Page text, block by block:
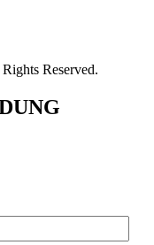
Reserved.